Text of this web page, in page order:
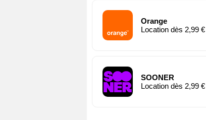
Orange
Location dès 2,99 €
SOONER
Location dès 2,99 €